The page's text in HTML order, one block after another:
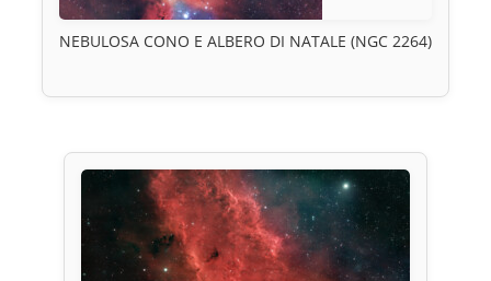
NEBULOSA CONO E ALBERO DI NATALE (NGC 2264)